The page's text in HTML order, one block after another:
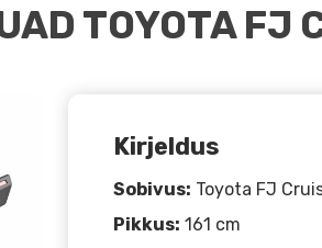
TOYOTA FJ
Kirjeldus
Sobivus: Toyota FJ
Pikkus: 161 cm